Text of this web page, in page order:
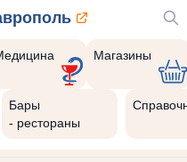
Магазины
Бары
- рестораны